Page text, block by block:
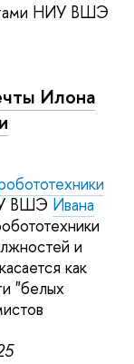
НИУ ВШЭ
Илона
ВШЭ Ивана
и
как
"белых